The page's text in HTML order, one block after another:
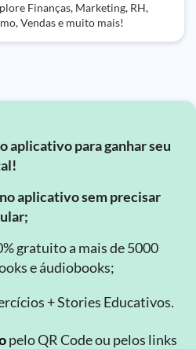
Finanças, Marketing, RH,
Vendas e muito mais!
aplicativo para ganhar seu
aplicativo sem precisar
gratuito a mais de 5000
e áudiobooks;
+ Stories Educativos.
pelo QR Code ou pelos links